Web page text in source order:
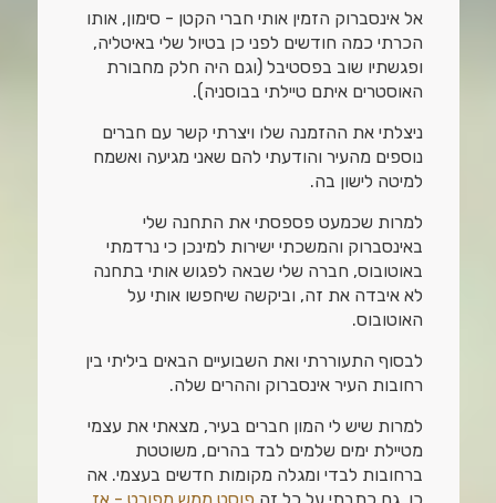
אל אינסברוק הזמין אותי חברי הקטן - סימון, אותו
הכרתי כמה חודשים לפני כן בטיול שלי באיטליה,
ופגשתיו שוב בפסטיבל (וגם היה חלק מחבורת
האוסטרים איתם טיילתי בבוסניה).
ניצלתי את ההזמנה שלו ויצרתי קשר עם חברים
נוספים מהעיר והודעתי להם שאני מגיעה ואשמח
למיטה לישון בה.
למרות שכמעט פספסתי את התחנה שלי
באינסברוק והמשכתי ישירות למינכן כי נרדמתי
באוטובוס, חברה שלי שבאה לפגוש אותי בתחנה
לא איבדה את זה, וביקשה שיחפשו אותי על
האוטובוס.
לבסוף התעוררתי ואת השבועיים הבאים ביליתי בין
רחובות העיר אינסברוק וההרים שלה.
למרות שיש לי המון חברים בעיר, מצאתי את עצמי
מטיילת ימים שלמים לבד בהרים, משוטטת
ברחובות לבדי ומגלה מקומות חדשים בעצמי. אה